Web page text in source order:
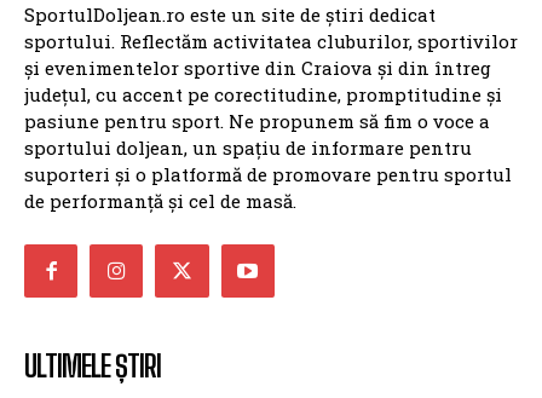
SportulDoljean.ro este un site de știri dedicat
sportului. Reflectăm activitatea cluburilor, sportivilor
și evenimentelor sportive din Craiova și din întreg
județul, cu accent pe corectitudine, promptitudine și
pasiune pentru sport. Ne propunem să fim o voce a
sportului doljean, un spațiu de informare pentru
suporteri și o platformă de promovare pentru sportul
de performanță și cel de masă.
ULTIMELE ȘTIRI